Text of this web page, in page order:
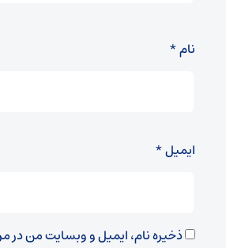
نام*
ایمیل*
ذخیره نام، ایمیل و وبسایت من در